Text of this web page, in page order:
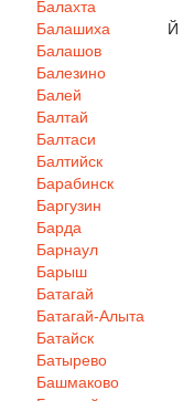
Балахта
Балашиха
Балашов
Балезино
Балей
Балтай
Балтаси
Балтийск
Барабинск
Баргузин
Барда
Барнаул
Барыш
Батагай
Батагай-Алыта
Батайск
Батырево
Башмаково
Й